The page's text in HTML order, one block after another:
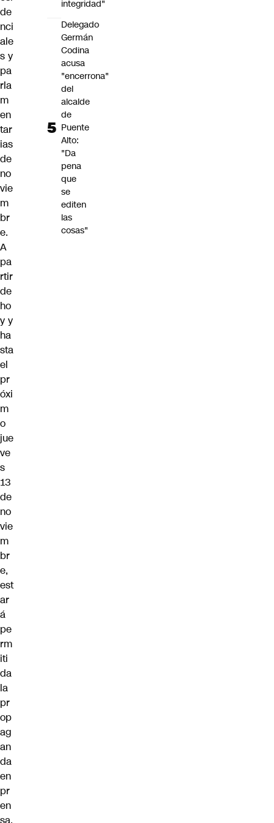
de
nci
ale
s y
pa
rla
m
en
tar
ias
de
no
vie
m
br
e.
A
pa
rtir
de
ho
y y
ha
sta
el
pr
óxi
m
o
jue
ve
s
13
de
no
vie
m
br
e,
est
ar
á
pe
rm
iti
da
la
pr
op
ag
an
da
en
pr
en
sa,
integridad"
Delegado
Germán
Codina
acusa
"encerrona"
del
alcalde
de
Puente
Alto:
"Da
pena
que
se
editen
las
cosas"